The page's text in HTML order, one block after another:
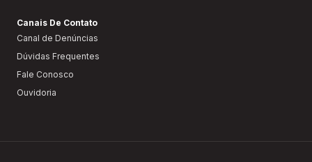
Canais De Contato
Canal de Denúncias
Dúvidas Frequentes
Fale Conosco
Ouvidoria